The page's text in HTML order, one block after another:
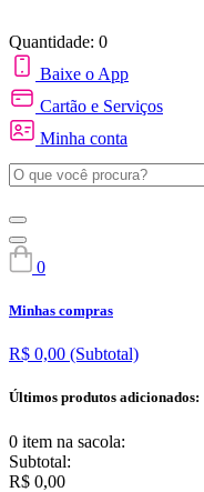
Quantidade: 0
Baixe o App
Cartão e Serviços
Minha conta
0
Minhas compras
R$ 0,00 (Subtotal)
Últimos produtos adicionados:
0 item na sacola:
Subtotal:
R$ 0,00